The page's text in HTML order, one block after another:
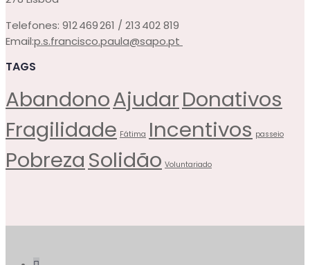
Telefones: 912 469 261 / 213 402 819
Email:p.s.francisco.paula@sapo.pt
TAGS
AbandonoAjudarDonativos
Fragilidade Fátima Incentivos passeio
PobrezaSolidão Voluntariado